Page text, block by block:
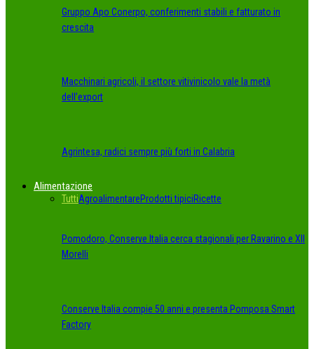
Gruppo Apo Conerpo, conferimenti stabili e fatturato in
crescita
Macchinari agricoli, il settore vitivinicolo vale la metà
dell’export
Agrintesa, radici sempre più forti in Calabria
Alimentazione
TuttiAgroalimentareProdotti tipiciRicette
Pomodoro, Conserve Italia cerca stagionali per Ravarino e XII
Morelli
Conserve Italia compie 50 anni e presenta Pomposa Smart
Factory